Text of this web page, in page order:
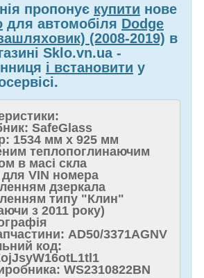
пропонує купити нове
для автомобіля Dodge
(2008-2019) в
Sklo.vn.ua -
і встановити у
SafeGlass
1534 мм x 925 мм
теплопоглинаючим
в масі скла
для VIN номера
дзеркала
типу "Клин"
з 2011 року)
AD50/3371AGNV
код:
WS2310822BN